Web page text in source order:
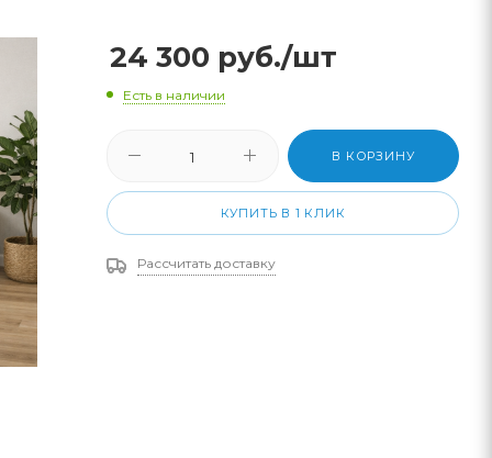
24 300 руб./шт
Есть в наличии
В КОРЗИНУ
КУПИТЬ В 1 КЛИК
Рассчитать доставку